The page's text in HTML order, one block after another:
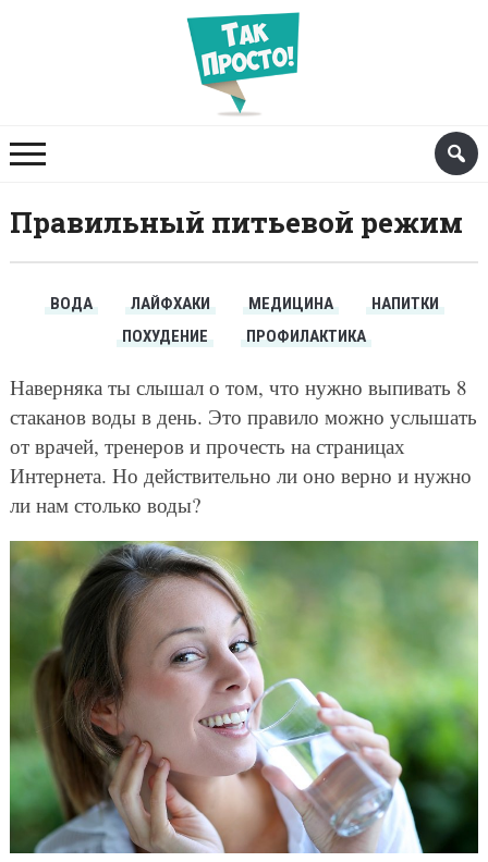
Правильный питьевой режим
ВОДА ЛАЙФХАКИ МЕДИЦИНА
НАПИТКИ
ПОХУДЕНИЕ
ПРОФИЛАКТИКА
Наверняка ты слышал о том, что нужно выпивать 8
стаканов воды в день. Это правило можно услышать
от врачей, тренеров и прочесть на страницах
Интернета. Но действительно ли оно верно и нужно
ли нам столько воды?